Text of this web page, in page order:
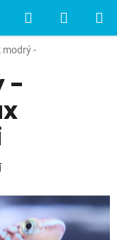
Hledat
KOŠÍK
modrý -
-